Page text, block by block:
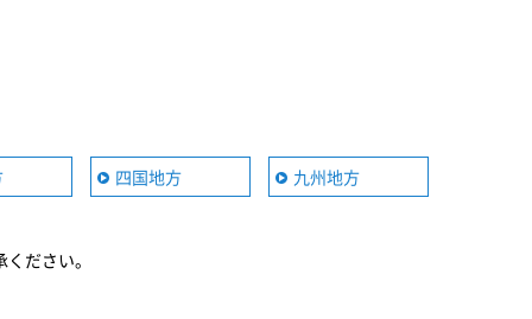
四国地方 九州地方
ださい。